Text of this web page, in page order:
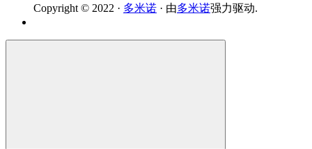
Copyright © 2022 · 多米诺 · 由多米诺强力驱动.